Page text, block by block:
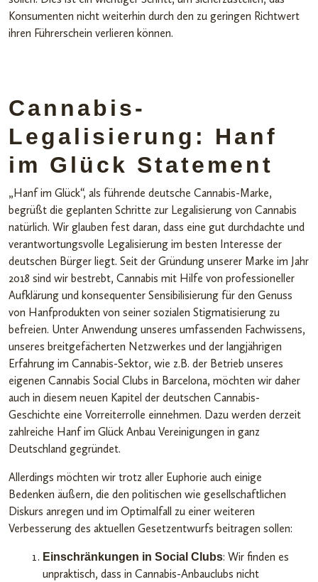
Konsumenten nicht weiterhin durch den zu geringen Richtwert
ihren Führerschein verlieren können.
Cannabis-
Legalisierung: Hanf
im Glück Statement
„Hanf im Glück“, als führende deutsche Cannabis-Marke,
begrüßt die geplanten Schritte zur Legalisierung von Cannabis
natürlich. Wir glauben fest daran, dass eine gut durchdachte und
verantwortungsvolle Legalisierung im besten Interesse der
deutschen Bürger liegt. Seit der Gründung unserer Marke im Jahr
2018 sind wir bestrebt, Cannabis mit Hilfe von professioneller
Aufklärung und konsequenter Sensibilisierung für den Genuss
von Hanfprodukten von seiner sozialen Stigmatisierung zu
befreien. Unter Anwendung unseres umfassenden Fachwissens,
unseres breitgefächerten Netzwerkes und der langjährigen
Erfahrung im Cannabis-Sektor, wie z.B. der Betrieb unseres
eigenen Cannabis Social Clubs in Barcelona, möchten wir daher
auch in diesem neuen Kapitel der deutschen Cannabis-
Geschichte eine Vorreiterrolle einnehmen. Dazu werden derzeit
zahlreiche Hanf im Glück Anbau Vereinigungen in ganz
Deutschland gegründet.
Allerdings möchten wir trotz aller Euphorie auch einige
Bedenken äußern, die den politischen wie gesellschaftlichen
Diskurs anregen und im Optimalfall zu einer weiteren
Verbesserung des aktuellen Gesetzentwurfs beitragen sollen:
Einschränkungen in Social Clubs: Wir finden es
unpraktisch, dass in Cannabis-Anbauclubs nicht